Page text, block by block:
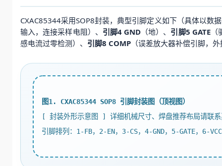
CXAC85344采用SOP8封装，典型引脚定义如下（具体以数
输入，连接采样电阻）、 引脚4 GND （地）、 引脚5 GATE（
感电流过零检测）、 引脚8 COMP （误差放大器补偿引脚，
图1. CXAC85344 SOP8 引脚封装图（顶视图）
[ 封装外形示意图 ] 详细机械尺寸、焊盘推荐布局请联系
引脚排列：1-FB，2-EN，3-CS，4-GND，5-GATE，6-